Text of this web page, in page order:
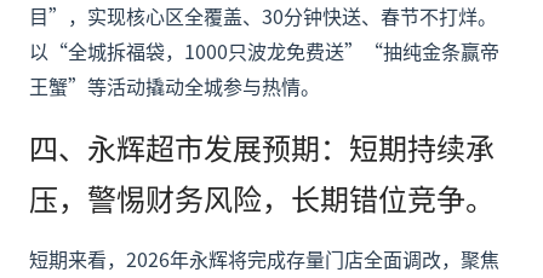
目”，实现核心区全覆盖、30分钟快送、春节不打烊。
以“全城拆福袋，1000只波龙免费送”“抽纯金条赢帝
王蟹”等活动撬动全城参与热情。
四、永辉超市发展预期：短期持续承
压，警惕财务风险，长期错位竞争。
短期来看，2026年永辉将完成存量门店全面调改，聚焦